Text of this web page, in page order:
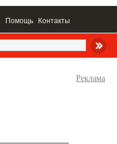
Помощь Контакты
Реклама